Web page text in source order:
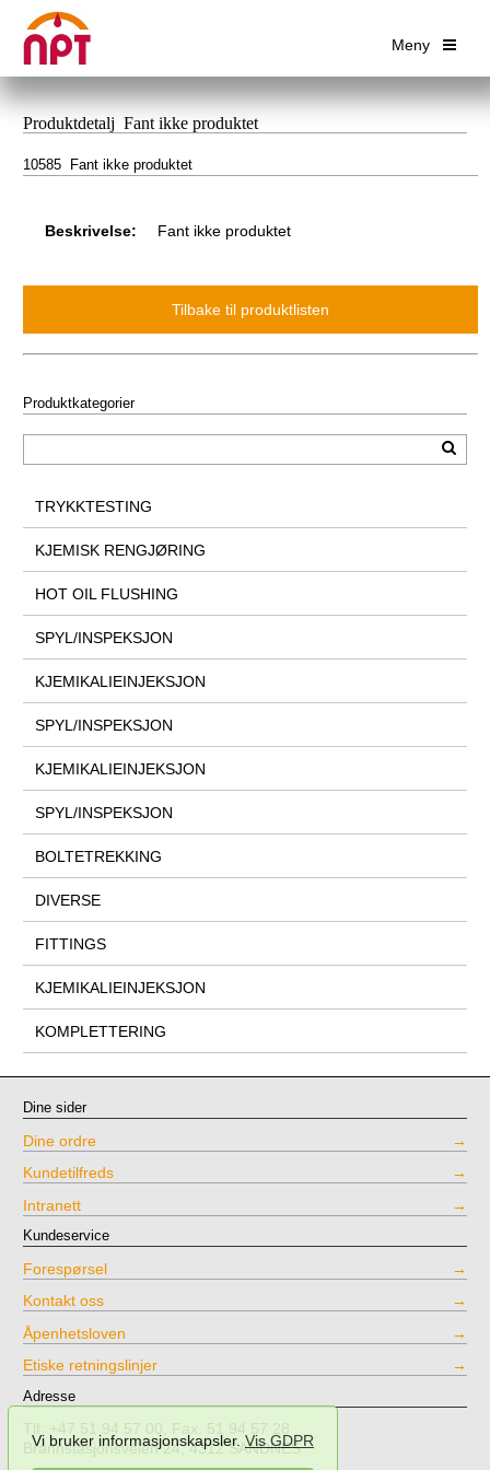
Vi bruker informasjonskapsler.Vis GDPR
Meny
Produktdetalj Fant ikke produktet
10585 Fant ikke produktet
Beskrivelse: Fant ikke produktet
Produktkategorier
TRYKKTESTING
KJEMISK RENGJØRING
HOT OIL FLUSHING
SPYL/INSPEKSJON
KJEMIKALIEINJEKSJON
SPYL/INSPEKSJON
KJEMIKALIEINJEKSJON
SPYL/INSPEKSJON
BOLTETREKKING
DIVERSE
FITTINGS
KJEMIKALIEINJEKSJON
KOMPLETTERING
Dine sider
Dine ordre
Kundetilfreds
Intranett
Kundeservice
Forespørsel
Kontakt oss
Åpenhetsloven
Etiske retningslinjer
Adresse
Tlf: +47 51 94 57 00, Fax. 51 94 57 28
Brannstasjonsveien 24, 4312 SANDNES